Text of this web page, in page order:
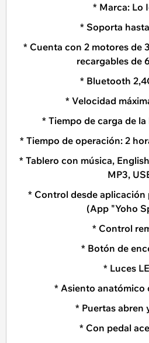
* Marca: Lo
* Soporta
* Cuenta con 2 motores de
recargables de
* Bluetooth
* Velocidad
* Tiempo de carga de
* Tiempo de operación: 2
* Tablero con música,
MP3,
* Control desde
(App "Yoho
* Control
* Botón de
* Luces
* Asiento anatómico
* Puertas abren
* Con pedal